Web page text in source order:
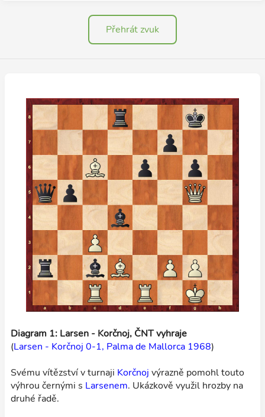
Přehrát zvuk
Diagram 1: Larsen - Korčnoj, ČNT vyhraje
(Larsen - Korčnoj 0-1, Palma de Mallorca 1968)
Svému vítězství v turnaji Korčnoj výrazně pomohl touto
výhrou černými s Larsenem. Ukázkově využil hrozby na
druhé řadě.